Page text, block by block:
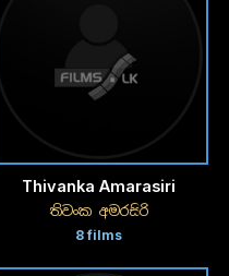
Thivanka Amarasiri
තිවංක අමරසිරි
8 films